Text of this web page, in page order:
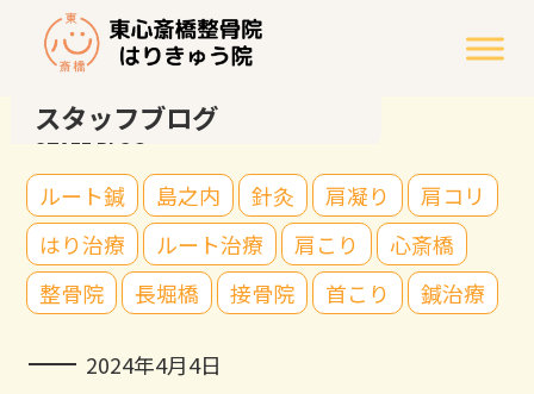
スタッフブログ
STAFF BLOG
ルート鍼 島之内 針灸 肩凝り
肩コリ
はり治療
ルート治療 肩こり
心斎橋
整骨院
長堀橋 接骨院 首こり 鍼治療
2024年4月4日